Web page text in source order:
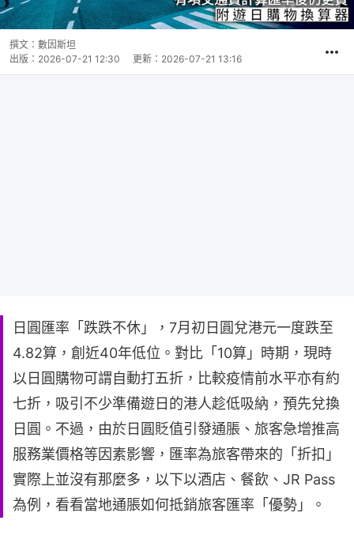
撰文： 數因斯坦
出版： 2026-07-21 12:30 更新： 2026-07-21 13:16
日圓匯率「跌跌不休」，7月初日圓兌港元一度跌至
4.82算，創近40年低位。對比「10算」時期，現時
以日圓購物可謂自動打五折，比較疫情前水平亦有約
七折，吸引不少準備遊日的港人趁低吸納，預先兌換
日圓。不過，由於日圓貶值引發通脹、旅客急增推高
服務業價格等因素影響，匯率為旅客帶來的「折扣」
實際上並沒有那麼多，以下以酒店、餐飲、JR Pass
為例，看看當地通脹如何抵銷旅客匯率「優勢」。